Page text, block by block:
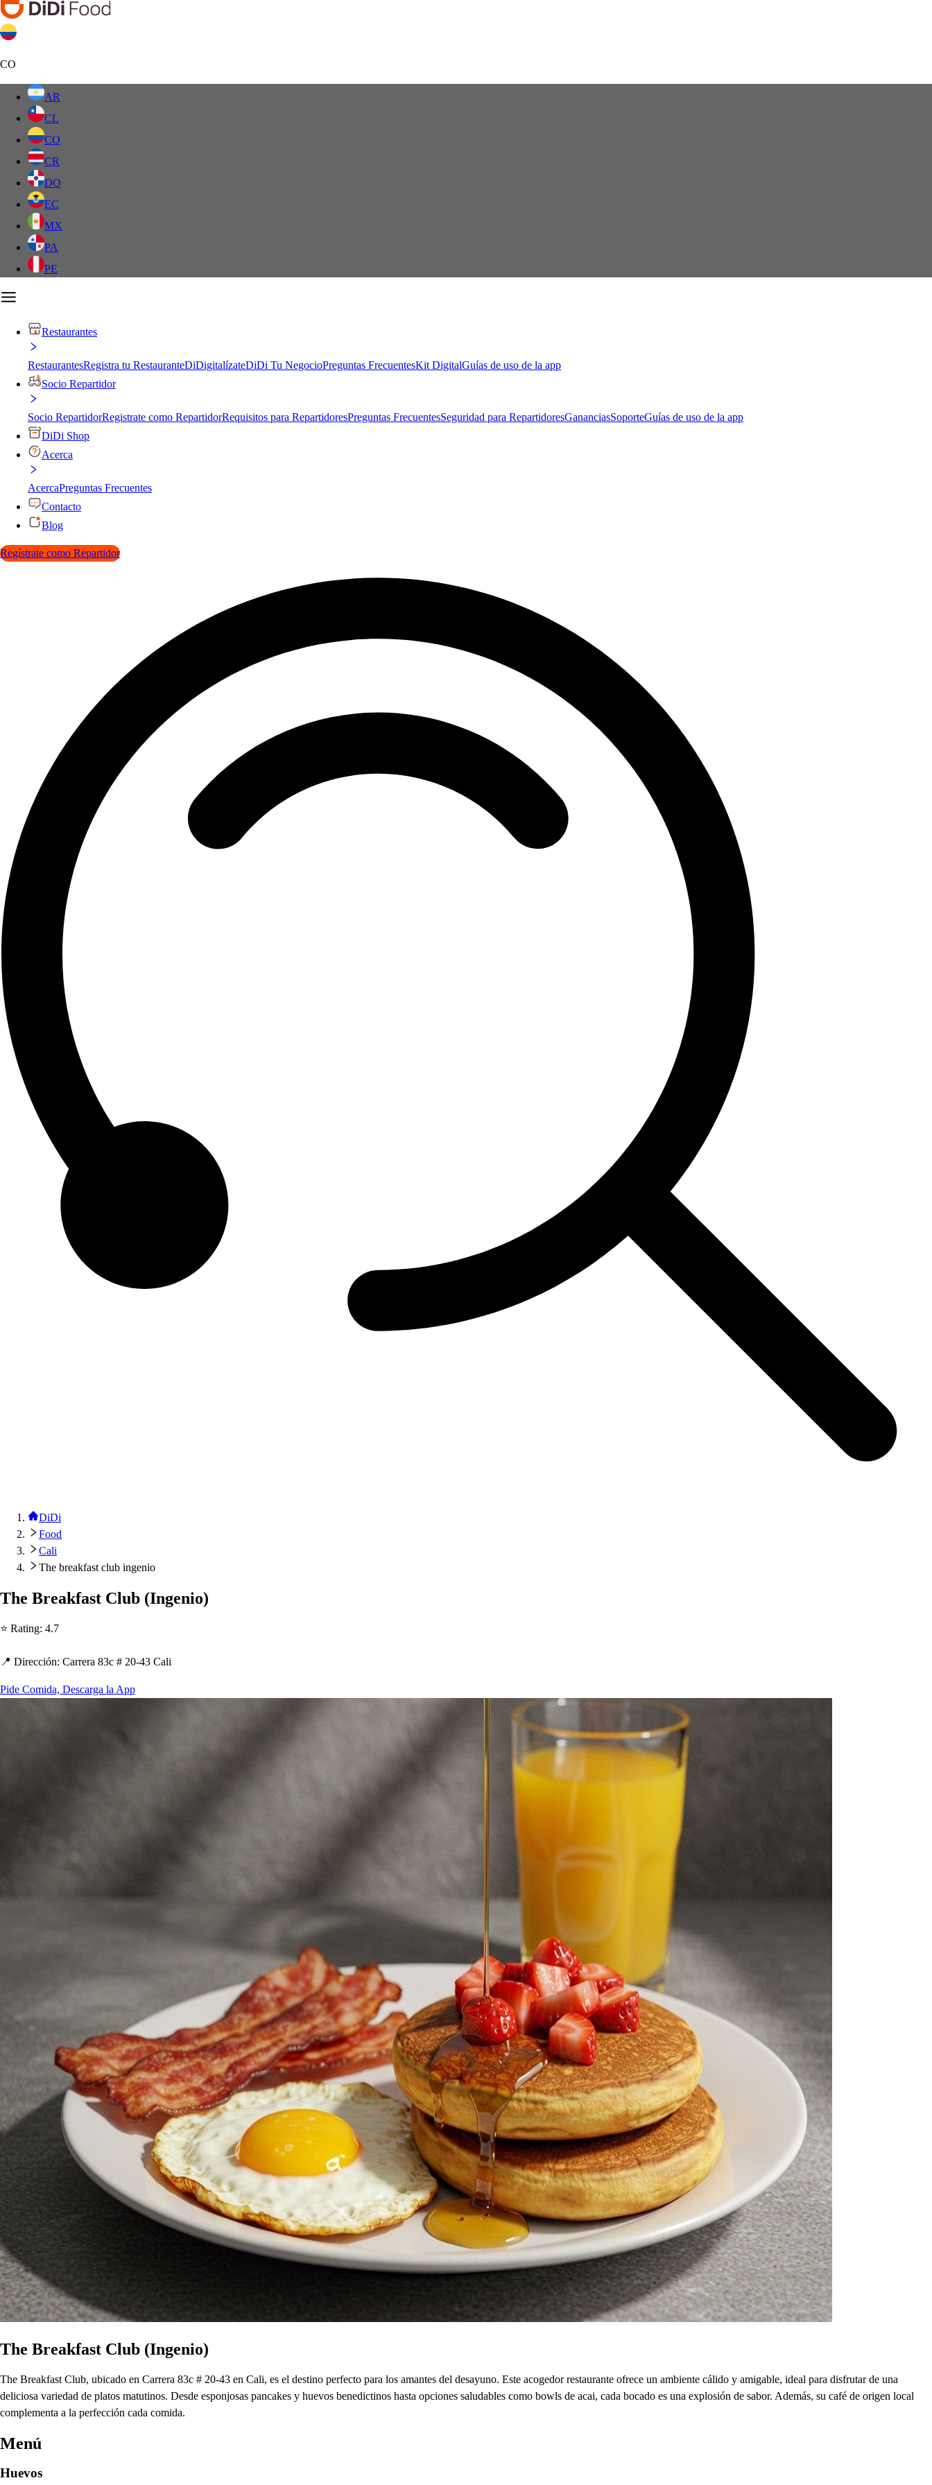
CO
AR
CL
CO
CR
DO
EC
MX
PA
PE
Restaurantes
RestaurantesRegistra tu RestauranteDiDigitalízateDiDi Tu NegocioPreguntas FrecuentesKit DigitalGuías de uso de la app
Socio Repartidor
Socio RepartidorRegistrate como RepartidorRequisitos para RepartidoresPreguntas FrecuentesSeguridad para RepartidoresGananciasSoporteGuías de uso de la app
DiDi Shop
Acerca
AcercaPreguntas Frecuentes
Contacto
Blog
Regístrate como Repartidor
DiDi
Food
Cali
The breakfast club ingenio
The Breakfast Club (Ingenio)
⭐ Rating: 4.7
📍 Dirección: Carrera 83c # 20-43 Cali
Pide Comida, Descarga la App
The Breakfast Club (Ingenio)
The Breakfast Club, ubicado en Carrera 83c # 20-43 en Cali, es el destino perfecto para los amantes del desayuno. Este acogedor restaurante ofrece un ambiente cálido y amigable, ideal para disfrutar de una
deliciosa variedad de platos matutinos. Desde esponjosas pancakes y huevos benedictinos hasta opciones saludables como bowls de acai, cada bocado es una explosión de sabor. Además, su café de origen local
complementa a la perfección cada comida.
Menú
Huevos